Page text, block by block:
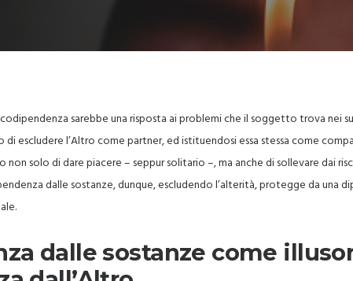
sarebbe una risposta ai problemi che il soggetto trova nei
escludere l’Altro come partner, ed istituendosi essa stessa come
solo di dare piacere – seppur solitario –, ma anche di sollevare dai
dalle sostanze, dunque, escludendo l’alterità, protegge da una
dalle sostanze come